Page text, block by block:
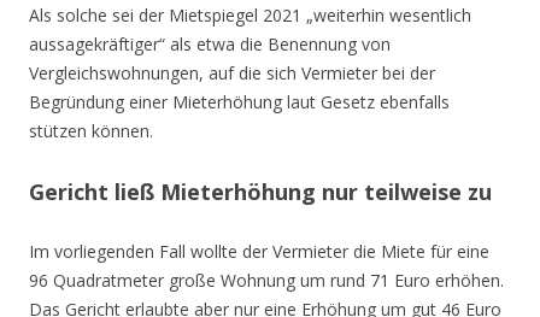
Als solche sei der Mietspiegel 2021 „weiterhin wesentlich
aussagekräftiger“ als etwa die Benennung von
Vergleichswohnungen, auf die sich Vermieter bei der
Begründung einer Mieterhöhung laut Gesetz ebenfalls
stützen können.
Gericht ließ Mieterhöhung nur teilweise zu
Im vorliegenden Fall wollte der Vermieter die Miete für eine
96 Quadratmeter große Wohnung um rund 71 Euro erhöhen.
Das Gericht erlaubte aber nur eine Erhöhung um gut 46 Euro